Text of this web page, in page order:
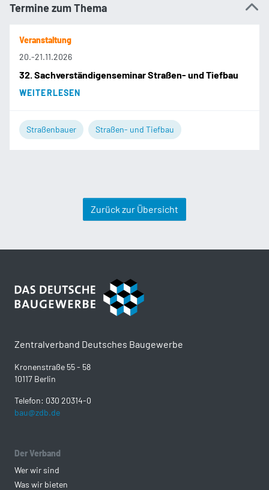
Termine zum Thema
Veranstaltung
20.-21.11.2026
32. Sachverständigenseminar Straßen- und Tiefbau
WEITERLESEN
Straßenbauer Straßen- und Tiefbau
Zurück zur Übersicht
Zentralverband Deutsches Baugewerbe
Kronenstraße 55 - 58
10117 Berlin
Telefon: 030 20314-0
bau@zdb.de
Der Verband
Wer wir sind
Was wir bieten